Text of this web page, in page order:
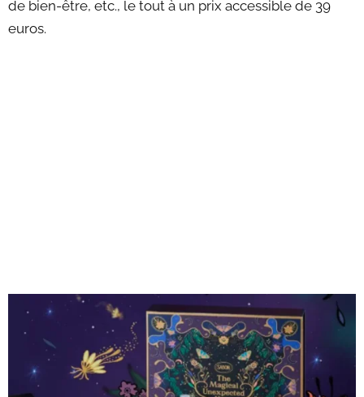
de bien-être, etc., le tout à un prix accessible de 39
euros.